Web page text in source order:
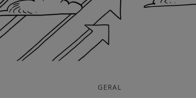
GERAL